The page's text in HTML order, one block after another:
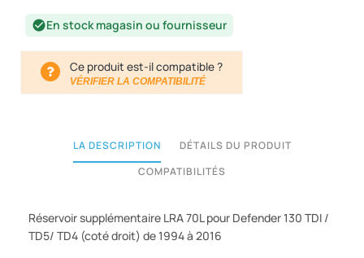
check_circleEn stock magasin ou fournisseur
Ce produit est-il compatible ?
VÉRIFIER LA COMPATIBILITÉ
LA DESCRIPTION
DÉTAILS DU PRODUIT
COMPATIBILITÉS
Réservoir supplémentaire LRA 70L pour Defender 130 TDI /
TD5/ TD4 (coté droit) de 1994 à 2016